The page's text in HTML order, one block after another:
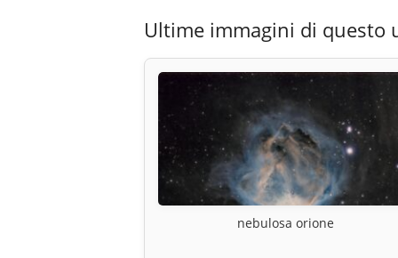
Ultime immagini di questo
nebulosa orione